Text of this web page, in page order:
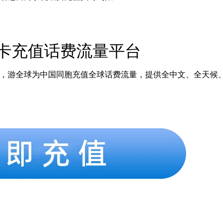
充值话费流量平台
游全球为中国同胞充值全球话费流量，提供全中文、全天候